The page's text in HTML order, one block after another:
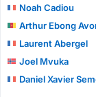
Noah Cadiou
Arthur Ebong
Laurent Abergel
Joel Mvuka
Daniel Xavier